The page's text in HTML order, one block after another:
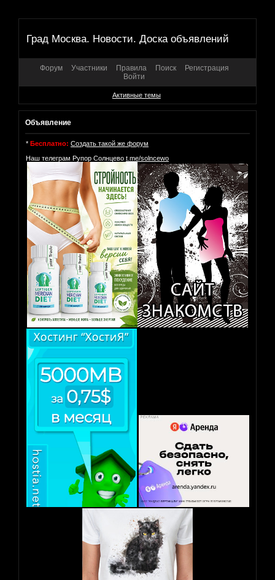
Град Москва. Новости. Доска объявлений
Форум Участники Правила Поиск
Регистрация
Войти
Активные темы
Объявление
* Бесплатно: Создать такой же форум
Наш телеграм Рупор Солнцево t.me/solncewo